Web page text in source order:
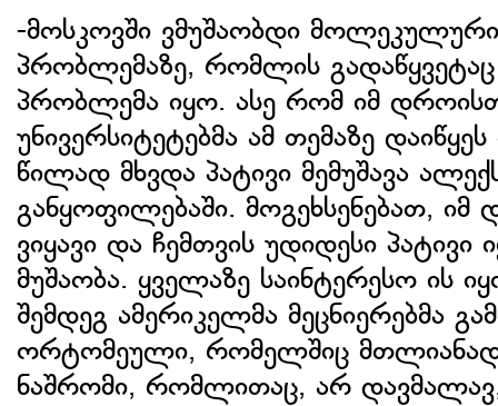
-მოსკოვში ვმუშაობდი მოლეკულური
პრობლემაზე, რომლის
პრობლემა იყო. ასე რომ იმ
უნივერსიტეტებმა ამ თემაზე
წილად მხვდა პატივი მემუშავა
განყოფილებაში. მოგეხსენებათ,
ვიყავი და ჩემთვის უდიდესი
მუშაობა. ყველაზე საინტერესო ის
შემდეგ ამერიკელმა მეცნიერებმა
ორტომეული, რომელშიც
ნაშრომი, რომლითაც, არ